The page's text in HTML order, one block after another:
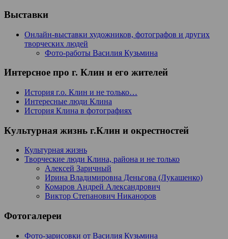
Выставки
Онлайн-выставки художников, фотографов и других
творческих людей
Фото-работы Василия Кузьмина
Интерсное про г. Клин и его жителей
История г.о. Клин и не только…
Интересные люди Клина
История Клина в фотографиях
Культурная жизнь г.Клин и окрестностей
Культурная жизнь
Творческие люди Клина, района и не только
Алексей Заричный
Ирина Владимировна Деньгова (Лукашенко)
Комаров Андрей Александрович
Виктор Степанович Никаноров
Фотогалереи
Фото-зарисовки от Василия Кузьмина